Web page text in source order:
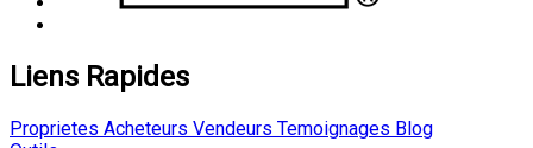
Liens Rapides
Proprietes Acheteurs Vendeurs Temoignages Blog